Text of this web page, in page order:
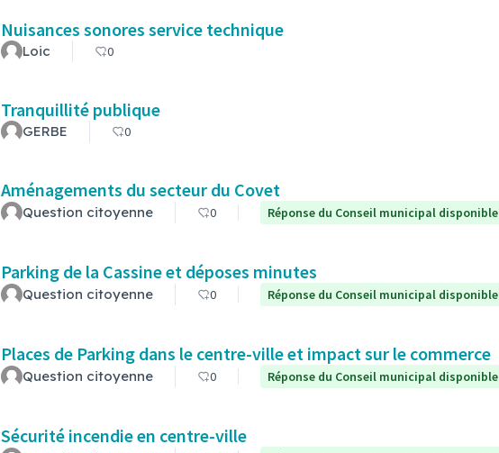
Nuisances sonores service technique
Loic 0
Tranquillité publique
GERBE 0
Aménagements du secteur du Covet
Question citoyenne 0 Réponse du Conseil municipal disponible
Parking de la Cassine et déposes minutes
Question citoyenne 0 Réponse du Conseil municipal disponible
Places de Parking dans le centre-ville et impact sur le commerce
Question citoyenne 0 Réponse du Conseil municipal disponible
Sécurité incendie en centre-ville